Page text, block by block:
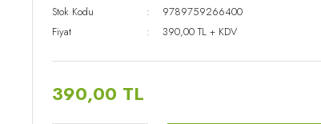
Stok Kodu
9789759266400
Fiyat
390,00 TL + KDV
390,00 TL